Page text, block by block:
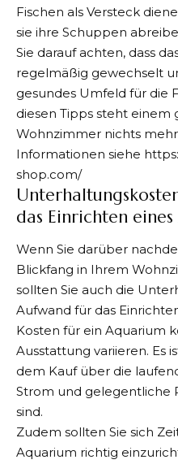
Fischen als Versteck
sie ihre Schuppen
Sie darauf achten, dass
regelmäßig gewechselt
gesundes Umfeld für die
diesen Tipps steht
Wohnzimmer nichts
Informationen siehe
shop.com/
das Einrichten
Wenn Sie darüber
Blickfang in Ihrem
sollten Sie auch die
Aufwand für das
Kosten für ein Aquarium
Ausstattung variieren. Es
dem Kauf über die
Strom und gelegentliche
sind.
Zudem sollten Sie sich
Aquarium richtig